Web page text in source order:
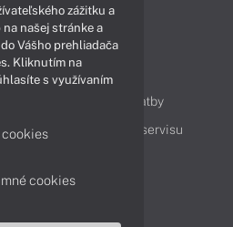
Videá
Obsah
Možnosti doručenia a platby
služby Cenník servisu
Obchodné oddelenie
zážitku a
našej stránke a
Vášho prehliadača
Kliknutím na
s využívaním
cookies